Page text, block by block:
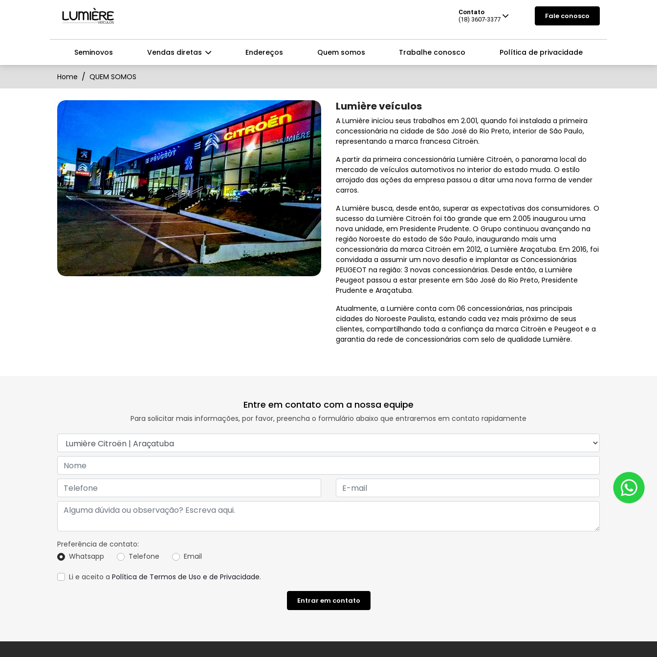
Contato
(18) 3607-3377
Fale conosco
Seminovos Vendas diretas Endereços Quem somos Trabalhe conosco Política de privacidade
Home QUEM SOMOS
Lumière veículos
A Lumière iniciou seus trabalhos em 2.001, quando foi instalada a primeira
concessionária na cidade de São José do Rio Preto, interior de São Paulo,
representando a marca francesa Citroën.
A partir da primeira concessionária Lumière Citroën, o panorama local do
mercado de veículos automotivos no interior do estado muda. O estilo
arrojado das ações da empresa passou a ditar uma nova forma de vender
carros.
A Lumière busca, desde então, superar as expectativas dos consumidores. O
sucesso da Lumière Citroën foi tão grande que em 2.005 inaugurou uma
nova unidade, em Presidente Prudente. O Grupo continuou avançando na
região Noroeste do estado de São Paulo, inaugurando mais uma
concessionária da marca Citroën em 2012, a Lumière Araçatuba. Em 2016, foi
convidada a assumir um novo desafio e implantar as Concessionárias
PEUGEOT na região: 3 novas concessionárias. Desde então, a Lumière
Peugeot passou a estar presente em São José do Rio Preto, Presidente
Prudente e Araçatuba.
Atualmente, a Lumière conta com 06 concessionárias, nas principais
cidades do Noroeste Paulista, estando cada vez mais próximo de seus
clientes, compartilhando toda a confiança da marca Citroën e Peugeot e a
garantia da rede de concessionárias com selo de qualidade Lumière.
Entre em contato com a nossa equipe
Para solicitar mais informações, por favor, preencha o formulário abaixo que entraremos em contato rapidamente
Preferência de contato:
Whatsapp
Telefone Email
Li e aceito a Política de Termos de Uso e de Privacidade.
Entrar em contato